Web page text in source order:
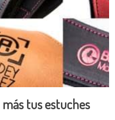
tus estuches